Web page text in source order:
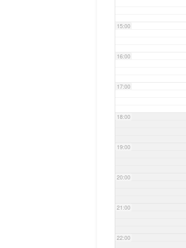
15:00
16:00
17:00
18:00
19:00
20:00
21:00
22:00